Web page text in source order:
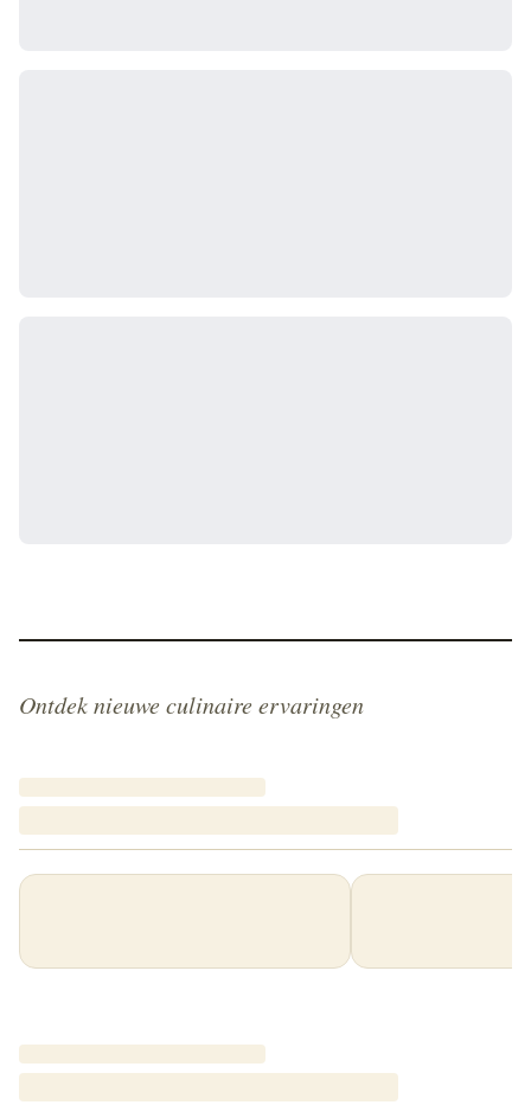
Ontdek nieuwe culinaire ervaringen